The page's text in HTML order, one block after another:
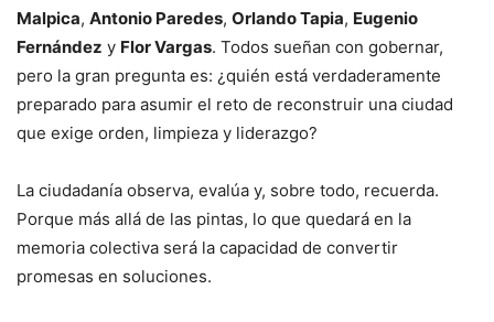
Malpica, Antonio Paredes, Orlando Tapia, Eugenio
Fernández y Flor Vargas. Todos sueñan con gobernar,
pero la gran pregunta es: ¿quién está verdaderamente
preparado para asumir el reto de reconstruir una ciudad
que exige orden, limpieza y liderazgo?
La ciudadanía observa, evalúa y, sobre todo, recuerda.
Porque más allá de las pintas, lo que quedará en la
memoria colectiva será la capacidad de convertir
promesas en soluciones.